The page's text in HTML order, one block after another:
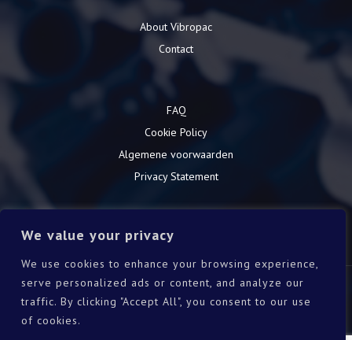
We value your privacy
We use cookies to enhance your browsing experience,
serve personalized ads or content, and analyze our
traffic. By clicking "Accept All", you consent to our use
of cookies.
About Vibropac
Contact
FAQ
Cookie Policy
Algemene voorwaarden
Privacy Statement
Download catalogue
Pro Template B.V. © 2021
Terms and conditions